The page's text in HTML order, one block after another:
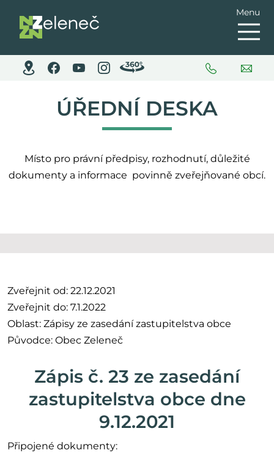
Menu
ÚŘEDNÍ DESKA
Místo pro právní předpisy, rozhodnutí, důležité
dokumenty a informace povinně zveřejňované obcí.
Zveřejnit od: 22.12.2021
Zveřejnit do: 7.1.2022
Oblast: Zápisy ze zasedání zastupitelstva obce
Původce: Obec Zeleneč
Zápis č. 23 ze zasedání
zastupitelstva obce dne
9.12.2021
Připojené dokumenty: